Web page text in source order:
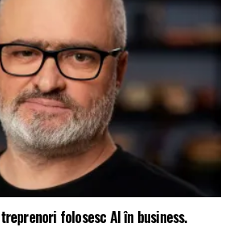
folosesc AI în business.